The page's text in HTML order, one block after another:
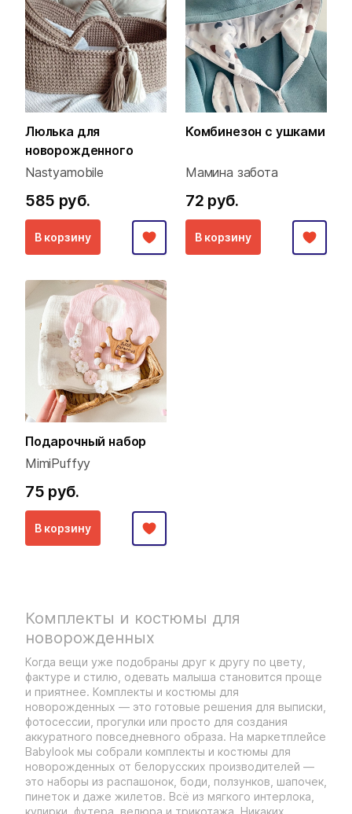
Люлька для
новорожденного
Nastyamobile
585 руб.
В корзину
Комбинезон с ушками
Мамина забота
72 руб.
В корзину
Подарочный набор
MimiPuffyy
75 руб.
В корзину
Комплекты и костюмы для
новорожденных
Когда вещи уже подобраны друг к другу по цвету,
фактуре и стилю, одевать малыша становится проще
и приятнее. Комплекты и костюмы для
новорожденных — это готовые решения для выписки,
фотосессии, прогулки или просто для создания
аккуратного повседневного образа. На маркетплейсе
Babylook мы собрали комплекты и костюмы для
новорожденных от белорусских производителей —
это наборы из распашонок, боди, ползунков, шапочек,
пинеток и даже жилетов. Всё из мягкого интерлока,
кулирки, футера, велюра и трикотажа. Никаких